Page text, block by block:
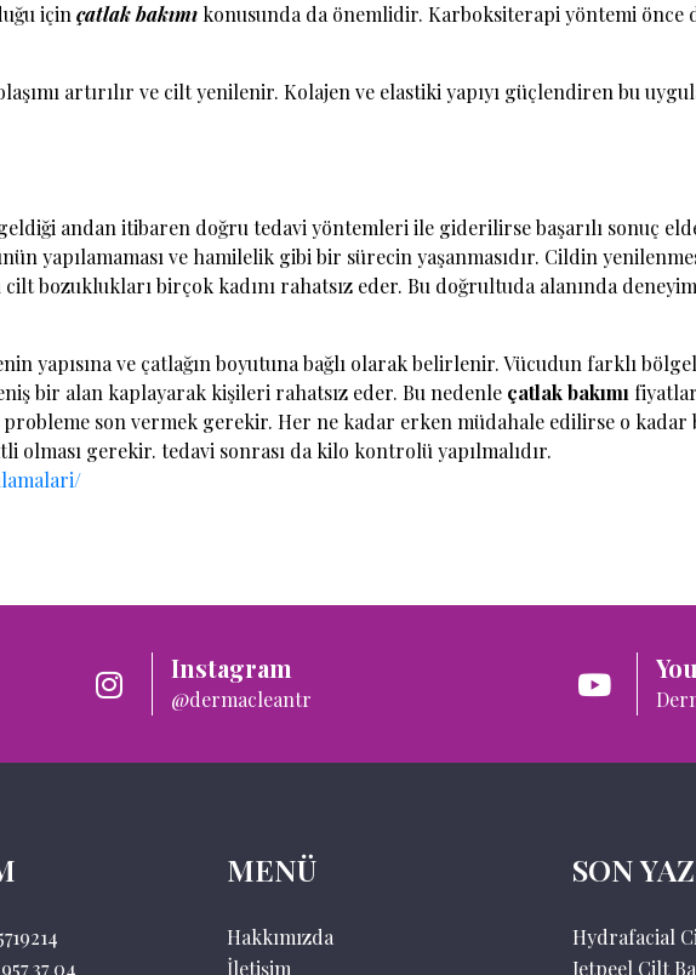
için çatlak bakımı konusunda da önemlidir. Karboksiterapi yöntemi önce
artırılır ve cilt yenilenir. Kolajen ve elastiki yapıyı güçlendiren bu
andan itibaren doğru tedavi yöntemleri ile giderilirse başarılı sonuç
yapılamaması ve hamilelik gibi bir sürecin yaşanmasıdır. Cildin
bozuklukları birçok kadını rahatsız eder. Bu doğrultuda alanında
yapısına ve çatlağın boyutuna bağlı olarak belirlenir. Vücudun farklı
bir alan kaplayarak kişileri rahatsız eder. Bu nedenle çatlak bakımı
son vermek gerekir. Her ne kadar erken müdahale edilirse o kadar
olması gerekir. tedavi sonrası da kilo kontrolü yapılmalıdır.
Instagram
@dermacleantr
37 04
MENÜ
Hakkımızda
İletişim
SON
Hydrafacial
Jetpeel Cilt